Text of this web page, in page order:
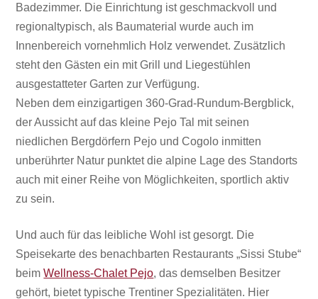
Badezimmer. Die Einrichtung ist geschmackvoll und
regionaltypisch, als Baumaterial wurde auch im
Innenbereich vornehmlich Holz verwendet. Zusätzlich
steht den Gästen ein mit Grill und Liegestühlen
ausgestatteter Garten zur Verfügung.
Neben dem einzigartigen 360-Grad-Rundum-Bergblick,
der Aussicht auf das kleine Pejo Tal mit seinen
niedlichen Bergdörfern Pejo und Cogolo inmitten
unberührter Natur punktet die alpine Lage des Standorts
auch mit einer Reihe von Möglichkeiten, sportlich aktiv
zu sein.
Und auch für das leibliche Wohl ist gesorgt. Die
Speisekarte des benachbarten Restaurants „Sissi Stube“
beimWellness-Chalet Pejo, das demselben Besitzer
gehört, bietet typische Trentiner Spezialitäten. Hier